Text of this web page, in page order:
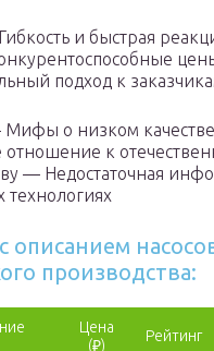
и быстрая
подход к
о низком
отношение к
— Недостаточная
описанием
производства:
Цена
(₽)
Рейтинг